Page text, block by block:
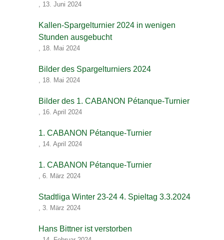
, 13. Juni 2024
Kallen-Spargelturnier 2024 in wenigen
Stunden ausgebucht
, 18. Mai 2024
Bilder des Spargelturniers 2024
, 18. Mai 2024
Bilder des 1. CABANON Pétanque-Turnier
, 16. April 2024
1. CABANON Pétanque-Turnier
, 14. April 2024
1. CABANON Pétanque-Turnier
, 6. März 2024
Stadtliga Winter 23-24 4. Spieltag 3.3.2024
, 3. März 2024
Hans Bittner ist verstorben